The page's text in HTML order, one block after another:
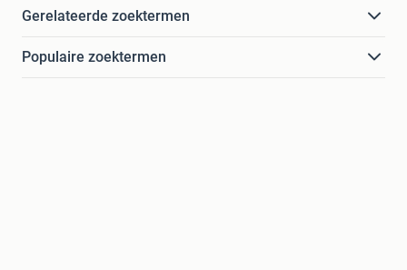
Gerelateerde zoektermen
Populaire zoektermen